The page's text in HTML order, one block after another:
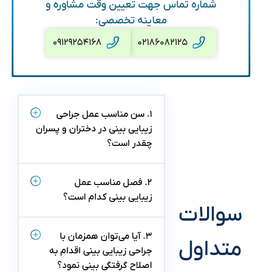
شماره تماس جهت تعیین وقت مشاوره و
معاینه تخصصی:
۰۲۱۸۶۰۸۲۱۲۵ ۰۹۱۲۹۲۵۴۱۶۸
سوالات
متداول
۱. سن مناسب عمل جراحی
زیبایی بینی در دختران و پسران
چقدر است؟
۲. فصل مناسب عمل
زیبایی بینی کدام است؟
۳. آیا می‌توان همزمان با
جراحی زیبایی بینی اقدام به
اصلاح گرفتگی بینی نمود؟